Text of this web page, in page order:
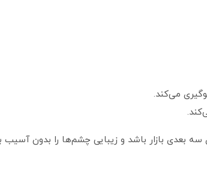
می‌کند.
بعدی بازار باشد و زیبایی چشم‌ها را بدون آسیب